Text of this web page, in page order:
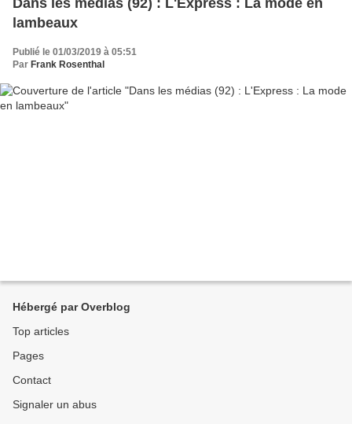
lambeaux
Publié le 01/03/2019 à 05:51
Par Frank Rosenthal
Hébergé par Overblog
Top articles
Pages
Contact
Signaler un abus